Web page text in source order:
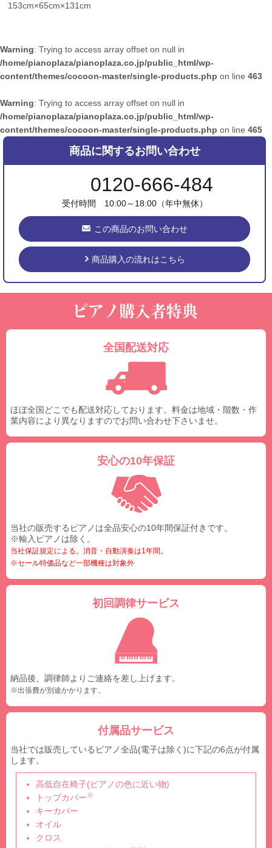
153cm×65cm×131cm
Warning: Trying to access array offset on null in
/home/pianoplaza/pianoplaza.co.jp/public_html/wp-
content/themes/cocoon-master/single-products.php on line 463
Warning: Trying to access array offset on null in
/home/pianoplaza/pianoplaza.co.jp/public_html/wp-
content/themes/cocoon-master/single-products.php on line 465
商品に関するお問い合わせ
0120-666-484
受付時間 10:00～18:00（年中無休）
この商品のお問い合わせ
商品購入の流れはこちら
全国配送対応
ほぼ全国どこでも配送対応しております。料金は地域・階数・作
業内容により異なりますのでお問い合わせ下さいませ。
安心の10年保証
当社の販売するピアノは全品安心の10年間保証付きです。
※輸入ピアノは除く。
当社保証規定による。消音・自動演奏は1年間。
※セール特価品など一部機種は対象外
初回調律サービス
納品後、調律師よりご連絡を差し上げます。
※出張費が別途かかります。
付属品サービス
当社では販売しているピアノ全品(電子は除く)に下記の6点が付属
します。
高低自在椅子(ピアノの色に近い物)
トップカバー※
キーカバー
オイル
クロス